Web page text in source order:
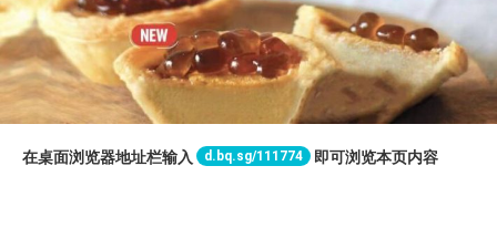
在桌面浏览器地址栏输入 d.bq.sg/111774 即可浏览本页内容